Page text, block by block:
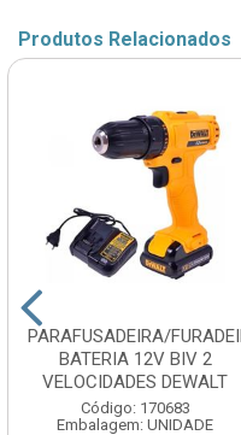
Produtos Relacionados
PARAFUSADEIRA/
BATERIA 12V BIV 2
VELOCIDADES DEWALT
Código: 170683
Embalagem: UNIDADE